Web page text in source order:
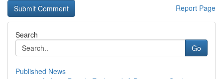
Report Page
Search
Go
Published News